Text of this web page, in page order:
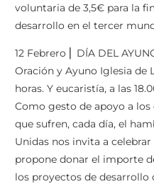
voluntaria de 3,5€ para la
desarrollo en el tercer
12 Febrero ⎢ DÍA DEL
Oración y Ayuno Iglesia de
horas. Y eucaristía, a las
Como gesto de apoyo a
que sufren, cada día, el
Unidas nos invita a
propone donar el importe
los proyectos de desarrollo